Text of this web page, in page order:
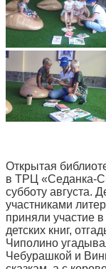
Открытая
в ТРЦ «Седанка-
субботу августа.
участниками
приняли участие
детских книг,
Чиполино
Чебурашкой и